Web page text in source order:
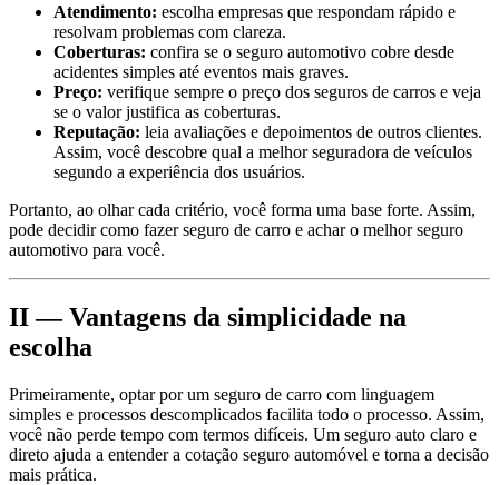
Atendimento: escolha empresas que respondam rápido e
resolvam problemas com clareza.
Coberturas: confira se o seguro automotivo cobre desde
acidentes simples até eventos mais graves.
Preço: verifique sempre o preço dos seguros de carros e veja
se o valor justifica as coberturas.
Reputação: leia avaliações e depoimentos de outros clientes.
Assim, você descobre qual a melhor seguradora de veículos
segundo a experiência dos usuários.
Portanto, ao olhar cada critério, você forma uma base forte. Assim,
pode decidir como fazer seguro de carro e achar o melhor seguro
automotivo para você.
II — Vantagens da simplicidade na
escolha
Primeiramente, optar por um seguro de carro com linguagem
simples e processos descomplicados facilita todo o processo. Assim,
você não perde tempo com termos difíceis. Um seguro auto claro e
direto ajuda a entender a cotação seguro automóvel e torna a decisão
mais prática.